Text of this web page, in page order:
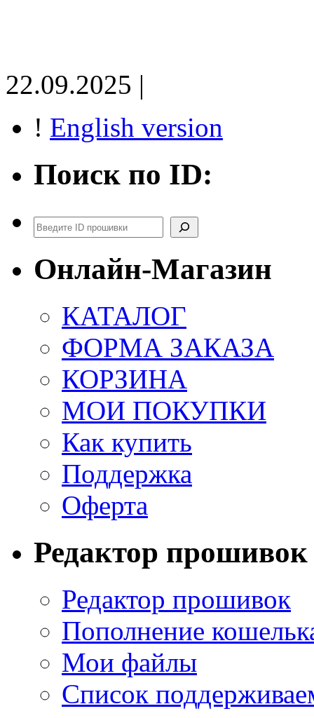
22.09.2025 |
! English version
Поиск по ID:
Поиск
Онлайн-Магазин
КАТАЛОГ
ФОРМА ЗАКАЗА
КОРЗИНА
МОИ ПОКУПКИ
Как купить
Поддержка
Оферта
Редактор прошивок
Редактор прошивок
Пополнение
Мои файлы
Список